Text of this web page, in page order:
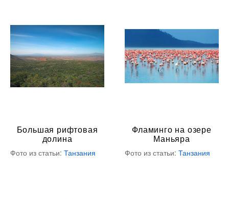
Большая рифтовая
долина
Фото из статьи: Танзания
Фламинго на озере
Маньяра
Фото из статьи: Танзания